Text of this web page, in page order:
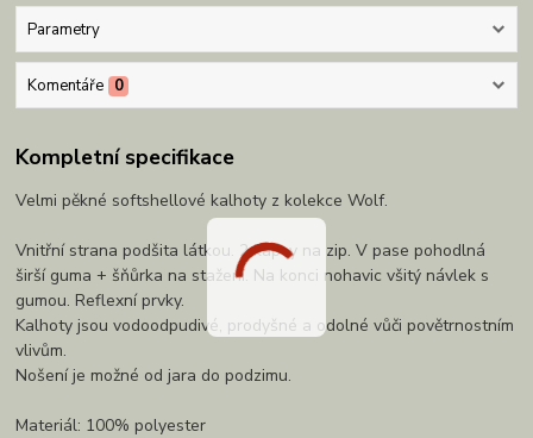
Parametry
Komentáře 0
Kompletní specifikace
Velmi pěkné softshellové kalhoty z kolekce Wolf.
Vnitřní strana podšita látkou. 2 kapsy na zip. V pase pohodlná
širší guma + šňůrka na stažení. Na konci nohavic všitý návlek s
gumou. Reflexní prvky.
Kalhoty jsou vodoodpudivé, prodyšné a odolné vůči povětrnostním
vlivům.
Nošení je možné od jara do podzimu.
Materiál: 100% polyester